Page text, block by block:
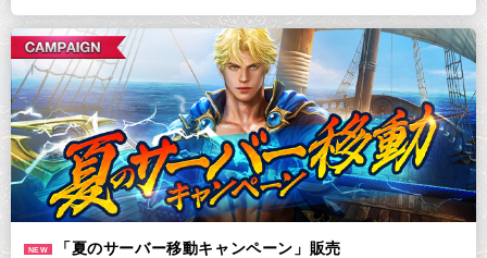
NEW 「夏のサーバー移動キャンペーン」販売